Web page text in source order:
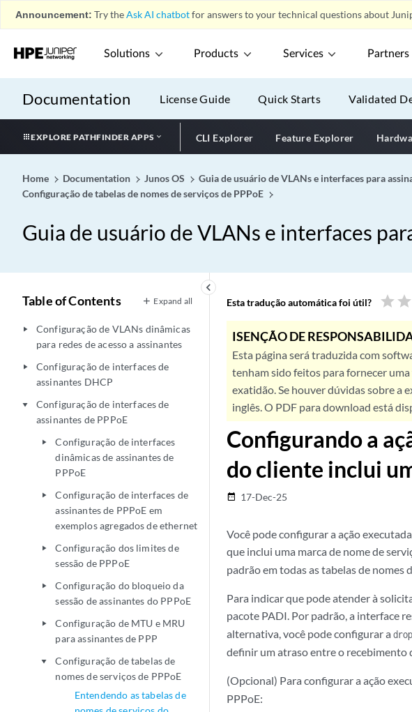
Announcement: Try theAsk AI chatbotfor answers to your technical questions about
Solutions Products Services Partners
Documentation License Guide Quick Starts Validated
EXPLORE PATHFINDER APPS CLI Explorer Feature Explorer
Home Documentation Junos OS Guia de usuário de VLANs e interfaces para
Configuração de tabelas de nomes de serviços de PPPoE
Guia de usuário de VLANs e interfaces
keyboard_arrow_left
Table of Contents Expand all
play_arrow
Configuração de VLANs dinâmicas
para redes de acesso a assinantes
play_arrow
Configuração de interfaces de
assinantes DHCP
play_arrow
Configuração de interfaces de
assinantes de PPPoE
play_arrow
Configuração de interfaces
dinâmicas de assinantes de
PPPoE
play_arrow
Configuração de interfaces de
assinantes de PPPoE em
exemplos agregados de ethernet
play_arrow
Configuração dos limites de
sessão de PPPoE
play_arrow
Configuração do bloqueio da
sessão de assinantes do PPPoE
play_arrow
Configuração de MTU e MRU
para assinantes de PPP
play_arrow
Configuração de tabelas de
nomes de serviços de PPPoE
Entendendo as tabelas de
Esta tradução automática foi útil? star star
ISENÇÃO DE
Esta página será traduzida com
tenham sido feitos para fornecer
exatidão. Se houver dúvidas sobre a
inglês. O PDF para download está
Configurando a
do cliente inclui
date_range 17-Dec-25
Você pode configurar a ação
que inclui uma marca de nome de
padrão em todas as tabelas de nomes
Para indicar que pode atender à
pacote PADI. Por padrão, a interface
alternativa, você pode configurar a drop
definir um atraso entre o recebimento
(Opcional) Para configurar a ação
PPPoE: